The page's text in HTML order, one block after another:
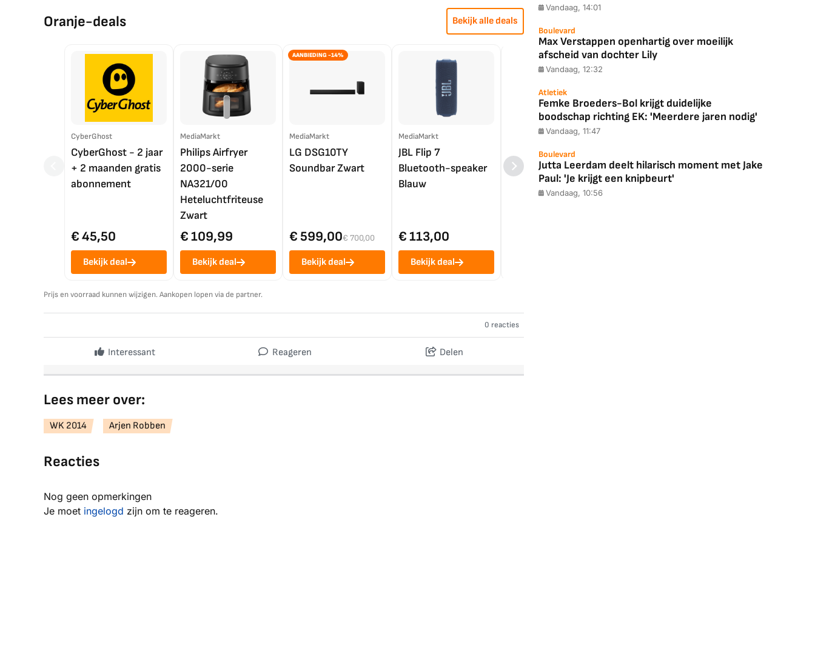
Oranje-deals Bekijk alle deals
CyberGhost
CyberGhost - 2 jaar
+ 2 maanden gratis
abonnement
€ 45,50
Bekijk deal
MediaMarkt
Philips Airfryer
2000-serie
NA321/00
Heteluchtfriteuse
Zwart
€ 109,99
Bekijk deal
AANBIEDING -14%
MediaMarkt
LG DSG10TY
Soundbar Zwart
€ 599,00€ 700,00
Bekijk deal
MediaMarkt
JBL Flip 7
Bluetooth-speaker
Blauw
€ 113,00
Bekijk deal
LG OLED55C56LB
4K TV (2025)
Ultimate Zwart
4K
Prijs en voorraad kunnen wijzigen. Aankopen lopen via de partner.
0 reacties
Interessant Reageren Delen
Lees meer over:
WK 2014 Arjen Robben
Reacties
Nog geen opmerkingen
Je moet ingelogd zijn om te reageren.
Vandaag, 14:01
Boulevard
Max Verstappen openhartig over moeilijk
afscheid van dochter Lily
Vandaag, 12:32
Atletiek
Femke Broeders-Bol krijgt duidelijke
boodschap richting EK: 'Meerdere jaren nodig'
Vandaag, 11:47
Boulevard
Jutta Leerdam deelt hilarisch moment met Jake
Paul: 'Je krijgt een knipbeurt'
Vandaag, 10:56